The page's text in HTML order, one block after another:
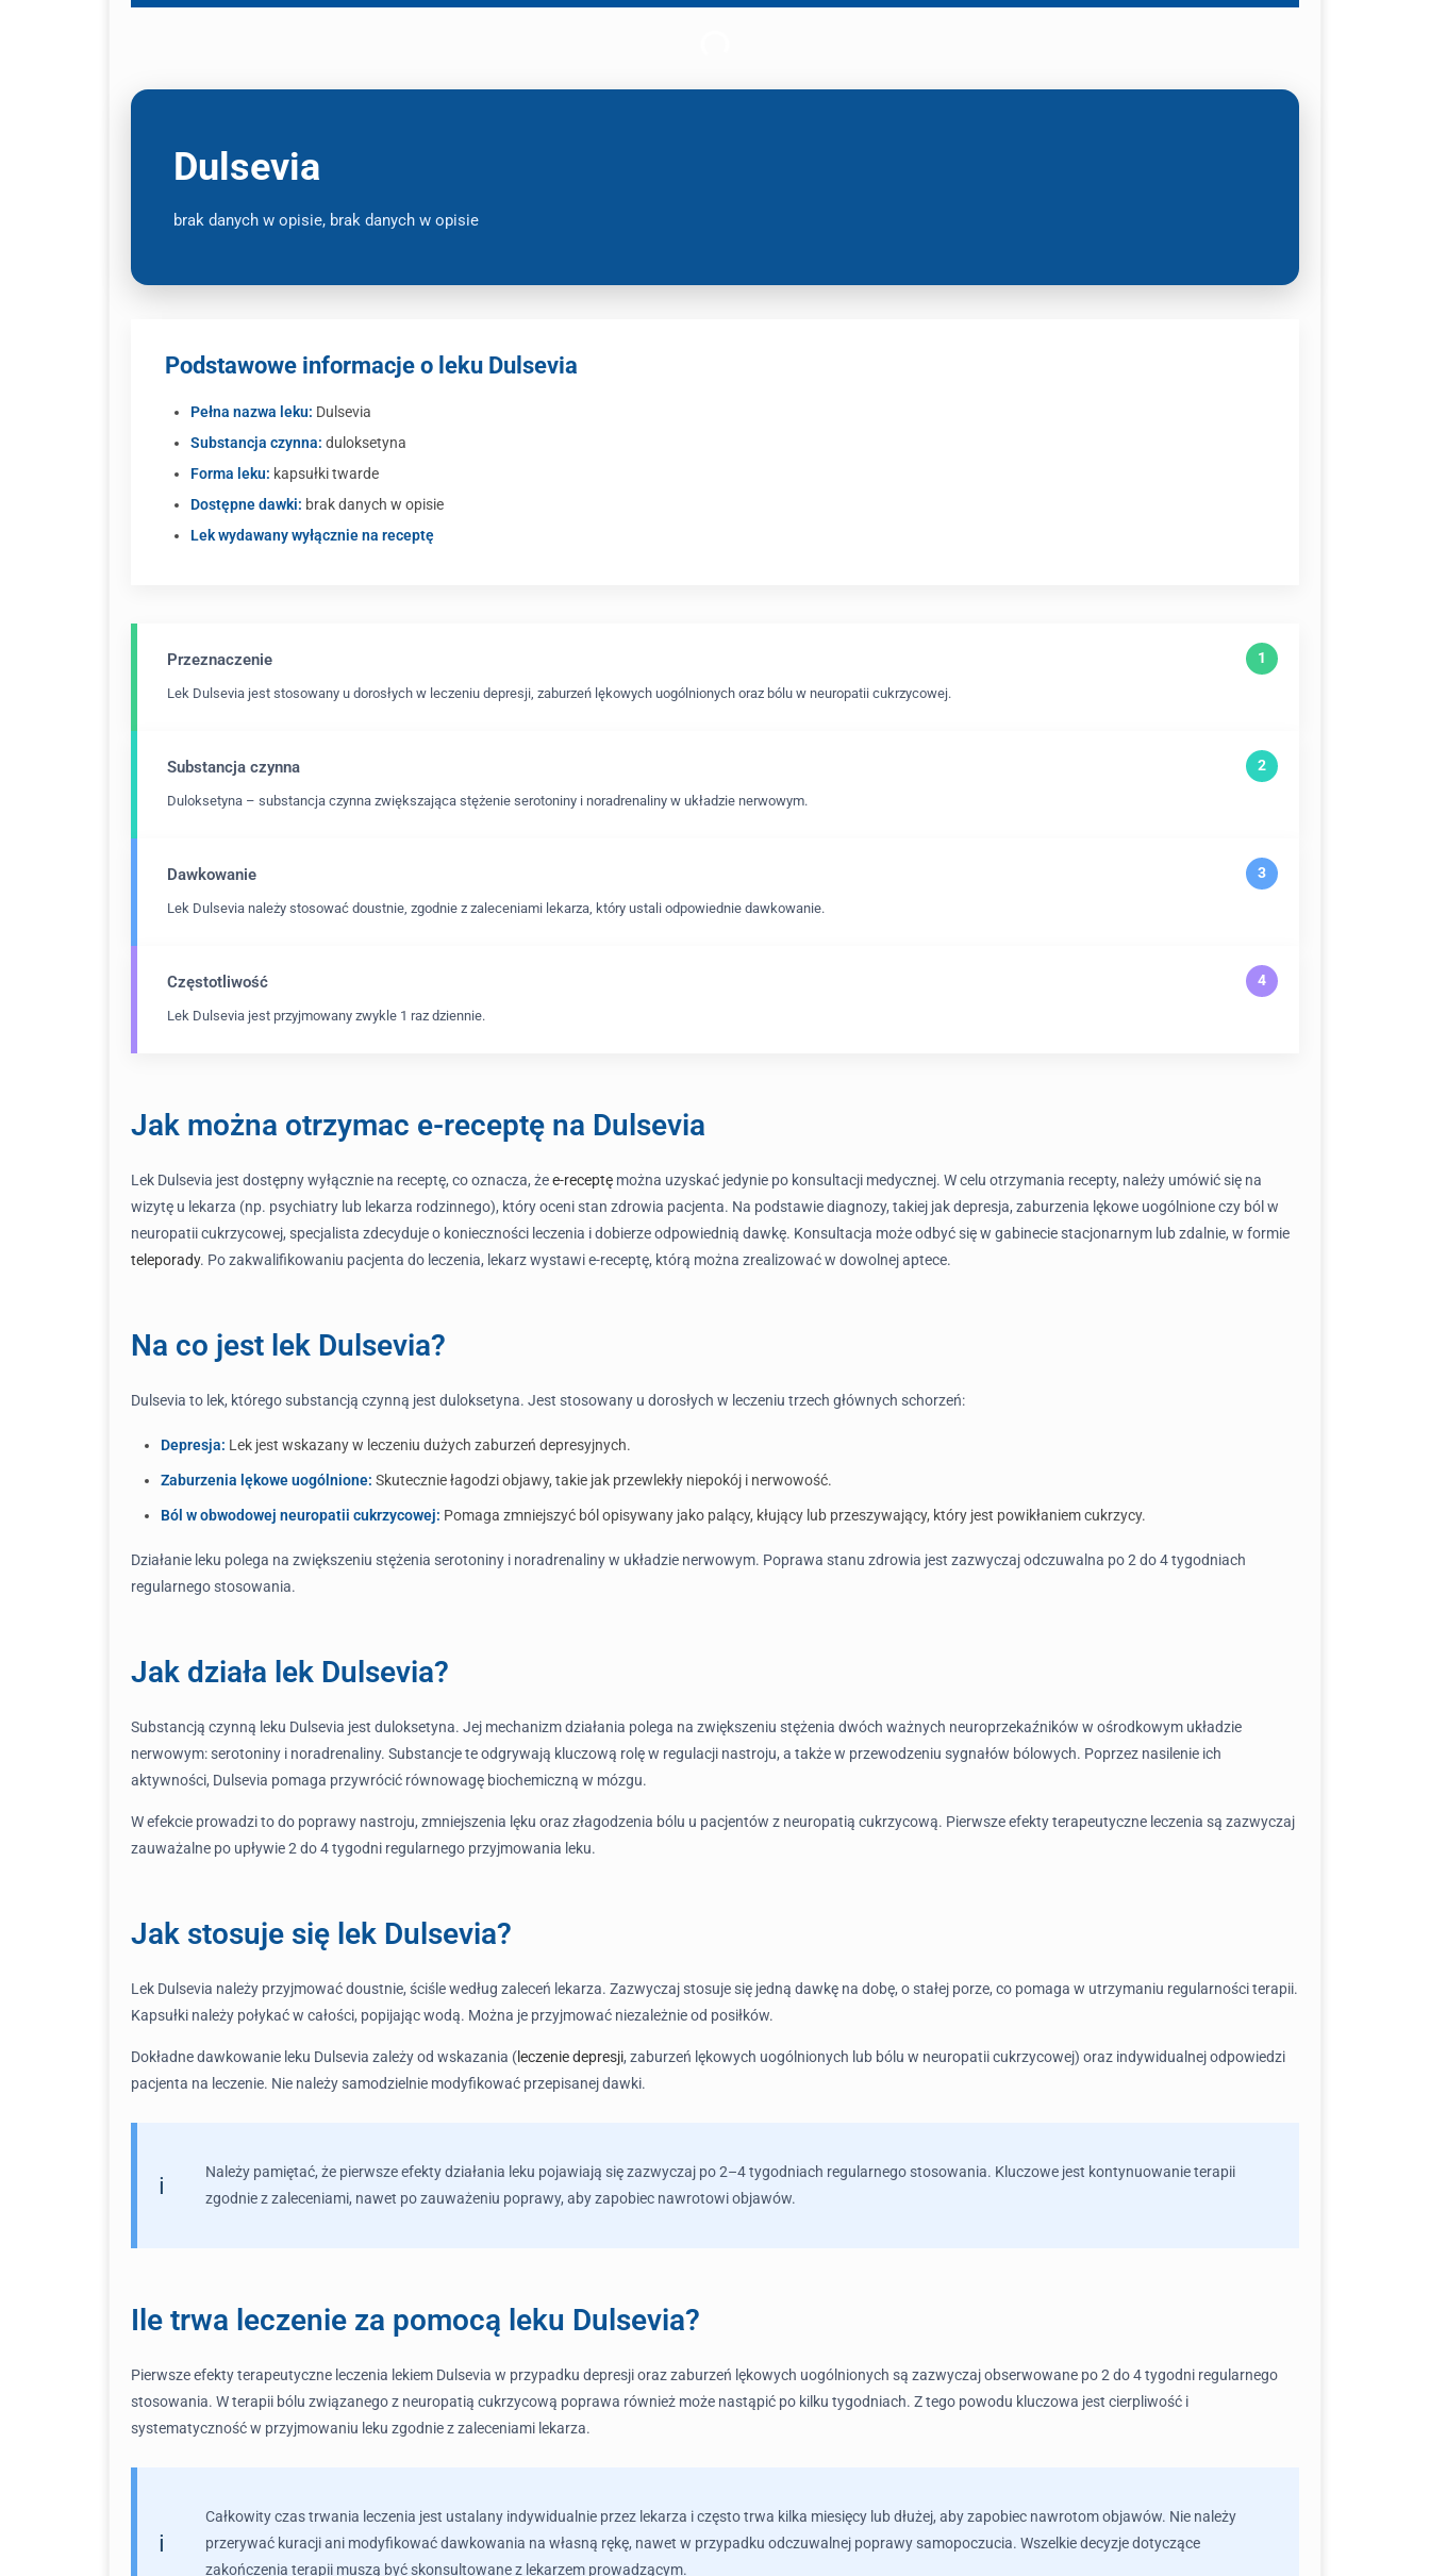
Dulsevia
brak danych w opisie, brak danych w opisie
Podstawowe informacje o leku Dulsevia
Pełna nazwa leku: Dulsevia
Substancja czynna: duloksetyna
Forma leku: kapsułki twarde
Dostępne dawki: brak danych w opisie
Lek wydawany wyłącznie na receptę
Przeznaczenie
Lek Dulsevia jest stosowany u dorosłych w leczeniu depresji, zaburzeń lękowych uogólnionych oraz bólu w neuropatii cukrzycowej.
Substancja czynna
Duloksetyna – substancja czynna zwiększająca stężenie serotoniny i noradrenaliny w układzie nerwowym.
Dawkowanie
Lek Dulsevia należy stosować doustnie, zgodnie z zaleceniami lekarza, który ustali odpowiednie dawkowanie.
Częstotliwość
Lek Dulsevia jest przyjmowany zwykle 1 raz dziennie.
Jak można otrzymac e-receptę na Dulsevia
Lek Dulsevia jest dostępny wyłącznie na receptę, co oznacza, żee-receptę można uzyskać jedynie po konsultacji medycznej. W celu otrzymania recepty, należy umówić się na
wizytę u lekarza (np. psychiatry lub lekarza rodzinnego), który oceni stan zdrowia pacjenta. Na podstawie diagnozy, takiej jak depresja, zaburzenia lękowe uogólnione czy ból w
neuropatii cukrzycowej, specjalista zdecyduje o konieczności leczenia i dobierze odpowiednią dawkę. Konsultacja może odbyć się w gabinecie stacjonarnym lub zdalnie, w formie
teleporady. Po zakwalifikowaniu pacjenta do leczenia, lekarz wystawi e-receptę, którą można zrealizować w dowolnej aptece.
Na co jest lek Dulsevia?
Dulsevia to lek, którego substancją czynną jest duloksetyna. Jest stosowany u dorosłych w leczeniu trzech głównych schorzeń:
Depresja: Lek jest wskazany w leczeniu dużych zaburzeń depresyjnych.
Zaburzenia lękowe uogólnione: Skutecznie łagodzi objawy, takie jak przewlekły niepokój i nerwowość.
Ból w obwodowej neuropatii cukrzycowej: Pomaga zmniejszyć ból opisywany jako palący, kłujący lub przeszywający, który jest powikłaniem cukrzycy.
Działanie leku polega na zwiększeniu stężenia serotoniny i noradrenaliny w układzie nerwowym. Poprawa stanu zdrowia jest zazwyczaj odczuwalna po 2 do 4 tygodniach
regularnego stosowania.
Jak działa lek Dulsevia?
Substancją czynną leku Dulsevia jest duloksetyna. Jej mechanizm działania polega na zwiększeniu stężenia dwóch ważnych neuroprzekaźników w ośrodkowym układzie
nerwowym: serotoniny i noradrenaliny. Substancje te odgrywają kluczową rolę w regulacji nastroju, a także w przewodzeniu sygnałów bólowych. Poprzez nasilenie ich
aktywności, Dulsevia pomaga przywrócić równowagę biochemiczną w mózgu.
W efekcie prowadzi to do poprawy nastroju, zmniejszenia lęku oraz złagodzenia bólu u pacjentów z neuropatią cukrzycową. Pierwsze efekty terapeutyczne leczenia są zazwyczaj
zauważalne po upływie 2 do 4 tygodni regularnego przyjmowania leku.
Jak stosuje się lek Dulsevia?
Lek Dulsevia należy przyjmować doustnie, ściśle według zaleceń lekarza. Zazwyczaj stosuje się jedną dawkę na dobę, o stałej porze, co pomaga w utrzymaniu regularności terapii.
Kapsułki należy połykać w całości, popijając wodą. Można je przyjmować niezależnie od posiłków.
Dokładne dawkowanie leku Dulsevia zależy od wskazania (leczenie depresji, zaburzeń lękowych uogólnionych lub bólu w neuropatii cukrzycowej) oraz indywidualnej odpowiedzi
pacjenta na leczenie. Nie należy samodzielnie modyfikować przepisanej dawki.
Należy pamiętać, że pierwsze efekty działania leku pojawiają się zazwyczaj po 2–4 tygodniach regularnego stosowania. Kluczowe jest kontynuowanie terapii
zgodnie z zaleceniami, nawet po zauważeniu poprawy, aby zapobiec nawrotowi objawów.
Ile trwa leczenie za pomocą leku Dulsevia?
Pierwsze efekty terapeutyczne leczenia lekiem Dulsevia w przypadku depresji oraz zaburzeń lękowych uogólnionych są zazwyczaj obserwowane po 2 do 4 tygodni regularnego
stosowania. W terapii bólu związanego z neuropatią cukrzycową poprawa również może nastąpić po kilku tygodniach. Z tego powodu kluczowa jest cierpliwość i
systematyczność w przyjmowaniu leku zgodnie z zaleceniami lekarza.
Całkowity czas trwania leczenia jest ustalany indywidualnie przez lekarza i często trwa kilka miesięcy lub dłużej, aby zapobiec nawrotom objawów. Nie należy
przerywać kuracji ani modyfikować dawkowania na własną rękę, nawet w przypadku odczuwalnej poprawy samopoczucia. Wszelkie decyzje dotyczące
zakończenia terapii muszą być skonsultowane z lekarzem prowadzącym.